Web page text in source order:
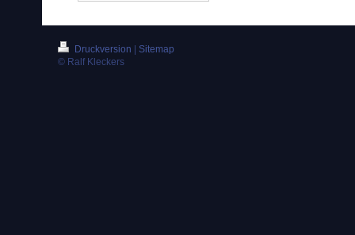
Druckversion | Sitemap
© Ralf Kleckers